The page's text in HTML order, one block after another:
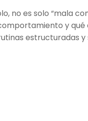
no es solo “mala
y
estructuradas